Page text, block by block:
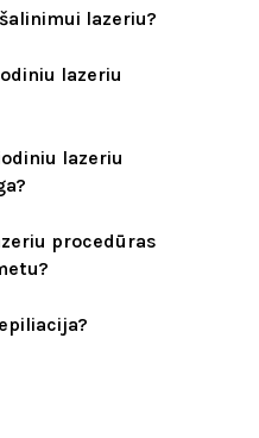
lazeriu?
lazeriu
lazeriu
procedūras